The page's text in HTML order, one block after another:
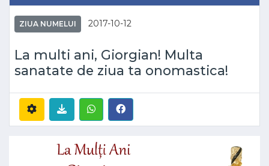
ZIUA NUMELUI 2017-10-12
La multi ani, Giorgian! Multa
sanatate de ziua ta onomastica!